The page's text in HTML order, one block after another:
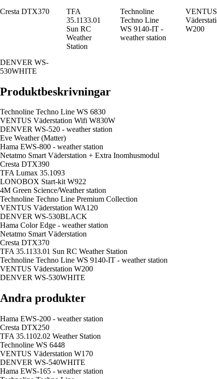
Cresta DTX370
TFA
35.1133.01
Sun RC
Weather
Station
Technoline
Techno Line
WS 9140-IT -
weather station
VENTUS
W200
DENVER WS-
530WHITE
Produktbeskrivningar
Technoline Techno Line WS 6830
VENTUS Väderstation Wifi W830W
DENVER WS-520 - weather station
Eve Weather (Matter)
Hama EWS-800 - weather station
Netatmo Smart Väderstation + Extra Inomhusmodul
Cresta DTX390
TFA Lumax 35.1093
LONOBOX Start-kit W922
4M Green Science/Weather station
Technoline Techno Line Premium Collection
VENTUS Väderstation WA120
DENVER WS-530BLACK
Hama Color Edge - weather station
Netatmo Smart Väderstation
Cresta DTX370
TFA 35.1133.01 Sun RC Weather Station
Technoline Techno Line WS 9140-IT - weather station
VENTUS Väderstation W200
DENVER WS-530WHITE
Andra produkter
Hama EWS-200 - weather station
Cresta DTX250
TFA 35.1102.02 Weather Station
Technoline WS 6448
VENTUS Väderstation W170
DENVER WS-540WHITE
Hama EWS-165 - weather station